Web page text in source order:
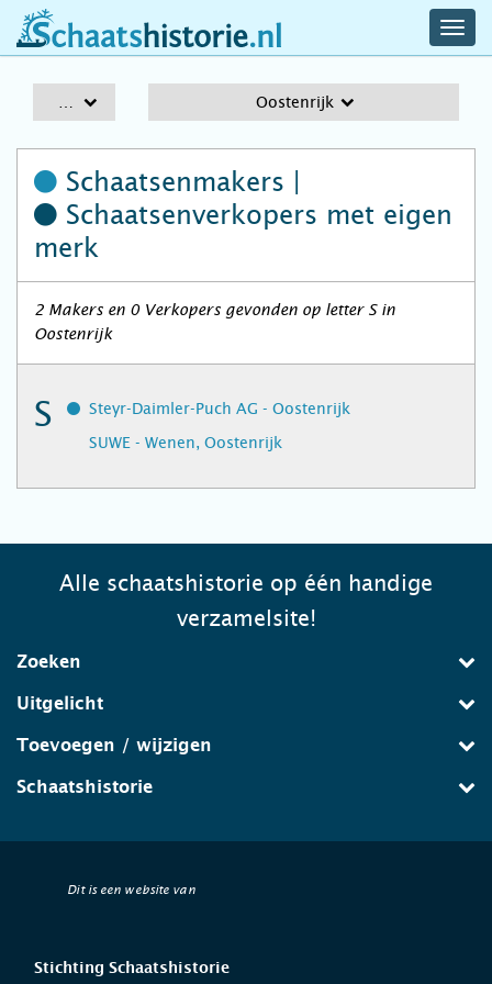
schaatshistorie.nl
Oostenrijk
Schaatsenmakers |
Schaatsenverkopers met eigen
merk
2 Makers en 0 Verkopers gevonden op letter S in
Oostenrijk
S
Steyr-Daimler-Puch AG - Oostenrijk
SUWE - Wenen, Oostenrijk
Alle schaatshistorie op één handige
verzamelsite!
Zoeken
Uitgelicht
Toevoegen / wijzigen
Schaatshistorie
Dit is een website van
Stichting Schaatshistorie